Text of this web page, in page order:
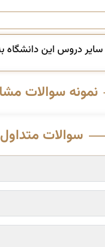
سایر دروس این دانشگاه
نمونه سوالات
سوالات متداول